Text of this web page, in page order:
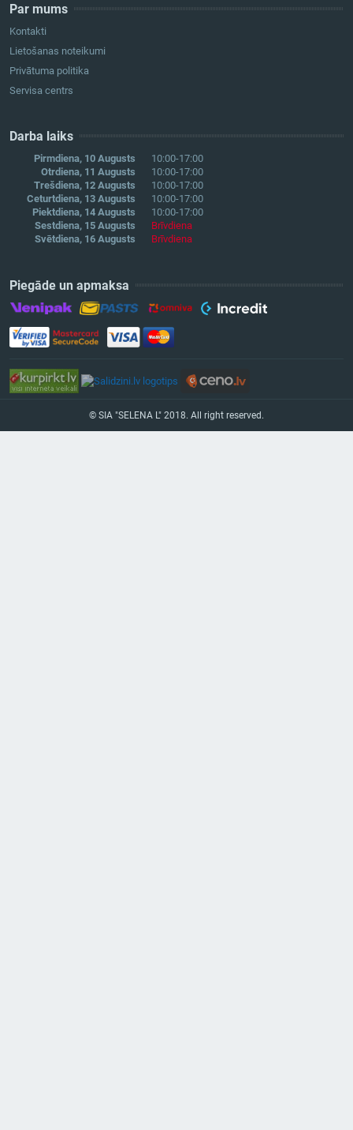
Par mums
Kontakti
Lietošanas noteikumi
Privātuma politika
Servisa centrs
Darba laiks
Pirmdiena, 10 Augusts
10:00-17:00
Otrdiena, 11 Augusts
10:00-17:00
Trešdiena, 12 Augusts
10:00-17:00
Ceturtdiena, 13 Augusts
10:00-17:00
Piektdiena, 14 Augusts
10:00-17:00
Sestdiena, 15 Augusts
Brīvdiena
Svētdiena, 16 Augusts
Brīvdiena
Piegāde un apmaksa
© SIA "SELENA L" 2018. All right reserved.